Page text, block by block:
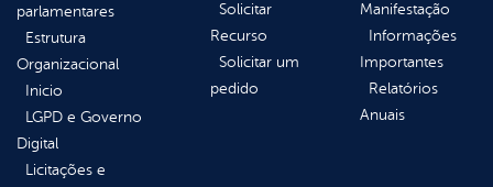
parlamentares
Estrutura
Organizacional
Inicio
LGPD e Governo
Digital
Licitações e
Solicitar
Recurso
Solicitar um
pedido
Manifestação
Informações
Importantes
Relatórios
Anuais